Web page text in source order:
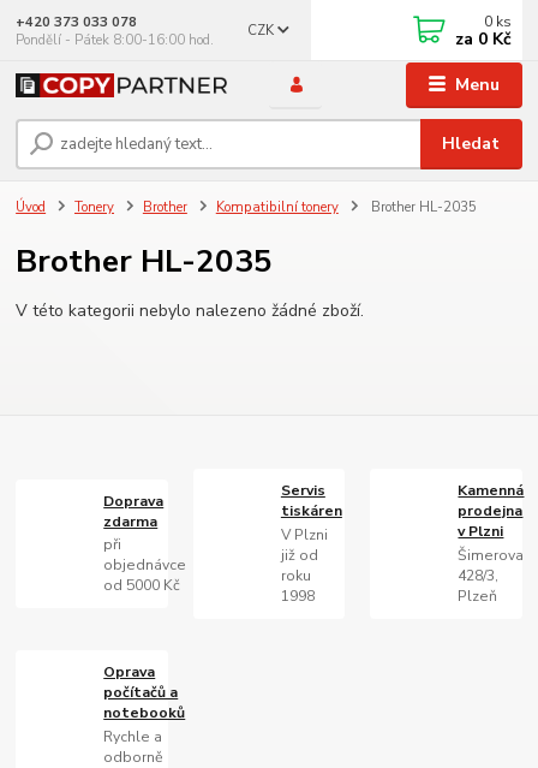
Menu
CZK
Hledat
+420 373 033 078
Pondělí - Pátek 8:00-16:00 hod.
0 ks
za 0 Kč
Úvod Tonery Brother Kompatibilní tonery Brother HL-2035
Brother HL-2035
V této kategorii nebylo nalezeno žádné zboží.
Doprava
zdarma
při
objednávce
od 5000 Kč
Servis
tiskáren
V Plzni
již od
roku
1998
Kamenná
prodejna
v Plzni
Šimerova
428/3,
Plzeň
Oprava
počítačů a
notebooků
Rychle a
odborně